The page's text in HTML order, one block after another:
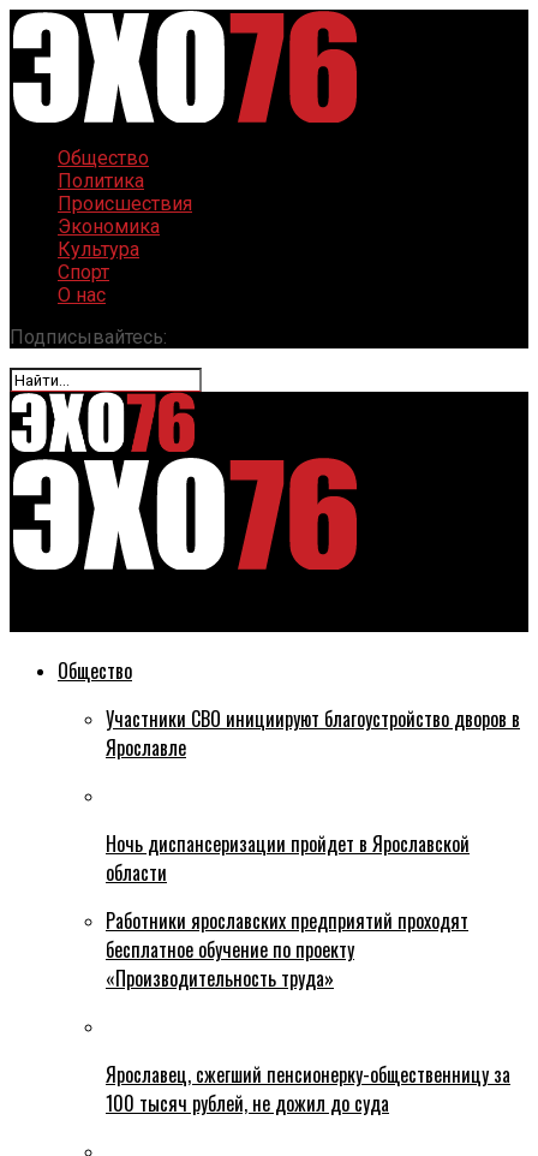
Общество
Политика
Происшествия
Экономика
Культура
Спорт
О нас
Подписывайтесь:
Общество
Участники СВО инициируют благоустройство дворов в
Ярославле
Ночь диспансеризации пройдет в Ярославской
области
Работники ярославских предприятий проходят
бесплатное обучение по проекту
«Производительность труда»
Ярославец, сжегший пенсионерку-общественницу за
100 тысяч рублей, не дожил до суда